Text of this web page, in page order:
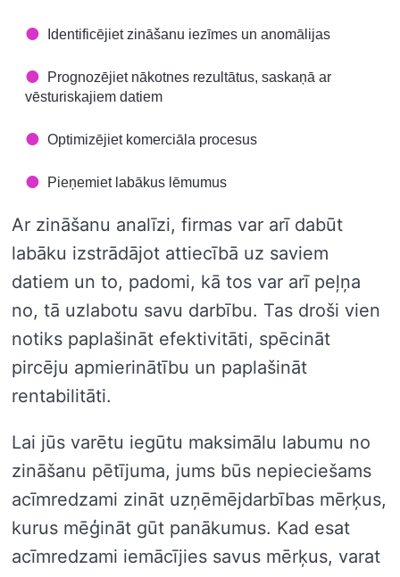
Identificējiet zināšanu iezīmes un anomālijas
Prognozējiet nākotnes rezultātus, saskaņā ar
vēsturiskajiem datiem
Optimizējiet komerciāla procesus
Pieņemiet labākus lēmumus
Ar zināšanu analīzi, firmas var arī dabūt
labāku izstrādājot attiecībā uz saviem
datiem un to, padomi, kā tos var arī peļņa
no, tā uzlabotu savu darbību. Tas droši vien
notiks paplašināt efektivitāti, spēcināt
pircēju apmierinātību un paplašināt
rentabilitāti.
Lai jūs varētu iegūtu maksimālu labumu no
zināšanu pētījuma, jums būs nepieciešams
acīmredzami zināt uzņēmējdarbības mērķus,
kurus mēģināt gūt panākumus. Kad esat
acīmredzami iemācījies savus mērķus, varat